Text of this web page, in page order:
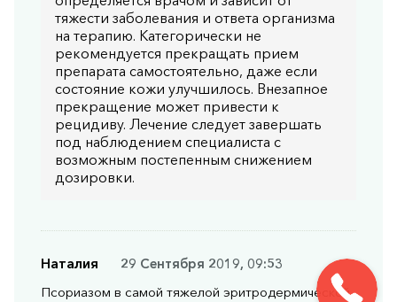
тяжести заболевания и ответа организма
на терапию. Категорически не
рекомендуется прекращать прием
препарата самостоятельно, даже если
состояние кожи улучшилось. Внезапное
прекращение может привести к
рецидиву. Лечение следует завершать
под наблюдением специалиста с
возможным постепенным снижением
дозировки.
Наталия
29 Сентября 2019, 09:53
Псориазом в самой тяжелой эритродермической